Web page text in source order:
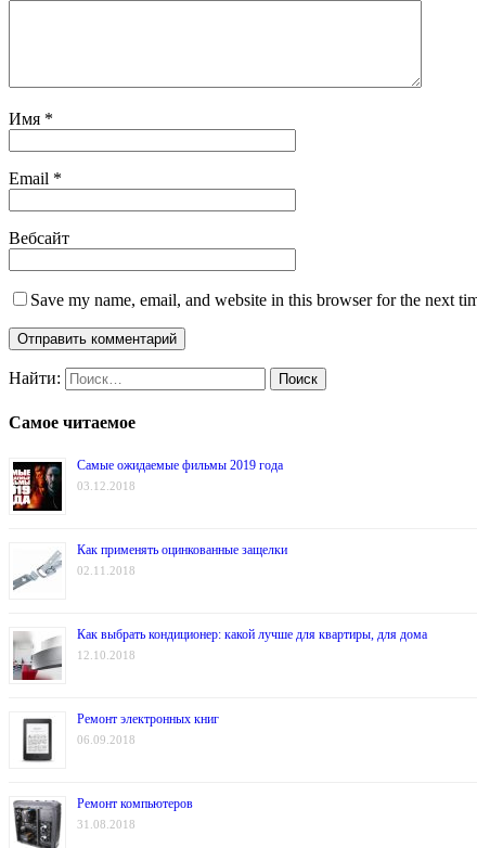
Имя *
Email *
Вебсайт
Save my name, email, and website in this browser for the next
Найти:
Самое читаемое
Самые ожидаемые фильмы 2019 года
03.12.2018
Как применять оцинкованные защелки
02.11.2018
Как выбрать кондиционер: какой лучше для квартиры, для дома
12.10.2018
Ремонт электронных книг
06.09.2018
Ремонт компьютеров
31.08.2018